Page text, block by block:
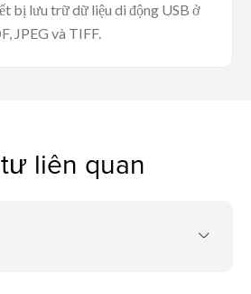
bị lưu trữ dữ liệu di động USB ở
JPEG và TIFF.
liên quan